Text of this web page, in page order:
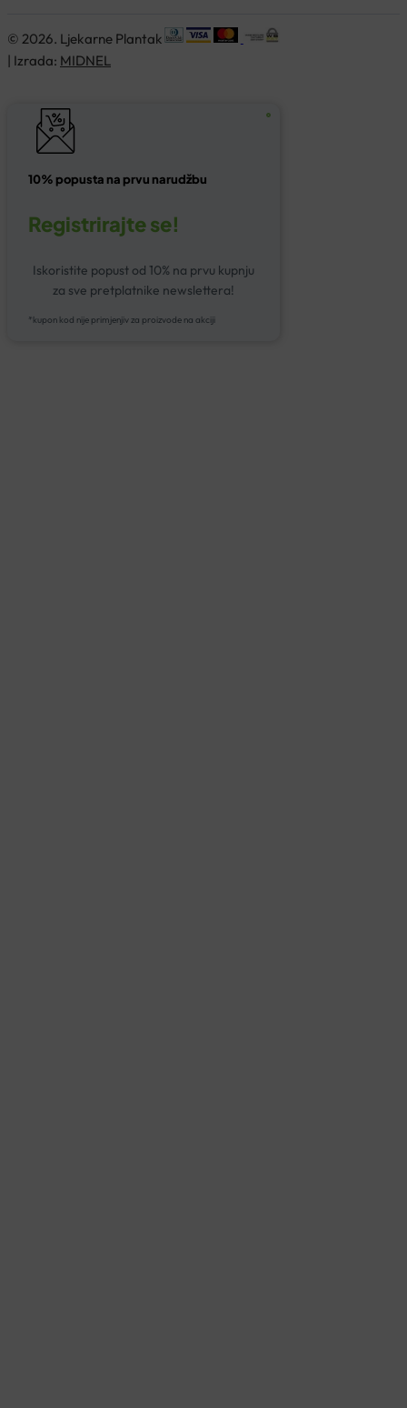
© 2026. Ljekarne Plantak
| Izrada: MIDNEL
10% popusta na prvu narudžbu
Registrirajte se!
Iskoristite popust od 10% na prvu kupnju
za sve pretplatnike newslettera!
*kupon kod nije primjenjiv za proizvode na akciji